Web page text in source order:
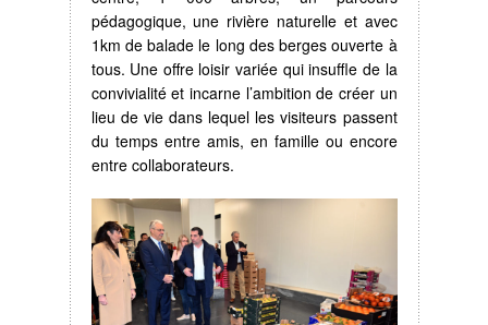
pédagogique, une rivière naturelle et avec
1km de balade le long des berges ouverte à
tous. Une offre loisir variée qui insuffle de la
convivialité et incarne l’ambition de créer un
lieu de vie dans lequel les visiteurs passent
du temps entre amis, en famille ou encore
entre collaborateurs.